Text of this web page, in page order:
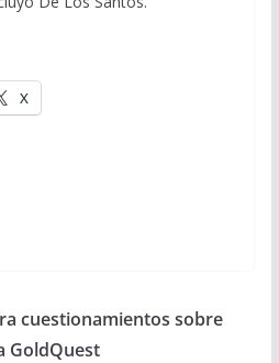
X
cuestionamientos sobre
GoldQuest